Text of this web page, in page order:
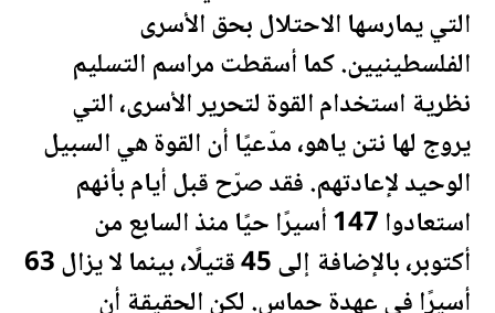
التي يمارسها الاحتلال بحق الأسرى
الفلسطينيين. كما أسقطت مراسم التسليم
نظرية استخدام القوة لتحرير الأسرى، التي
يروج لها نتن ياهو، مدّعيًا أن القوة هي السبيل
الوحيد لإعادتهم. فقد صرّح قبل أيام بأنهم
استعادوا 147 أسيرًا حيًا منذ السابع من
أكتوبر، بالإضافة إلى 45 قتيلًا، بينما لا يزال 63